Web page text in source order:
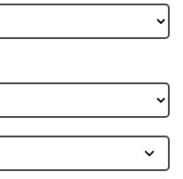
expand_more